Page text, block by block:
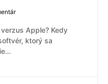
Apple? Kedy
ktorý sa